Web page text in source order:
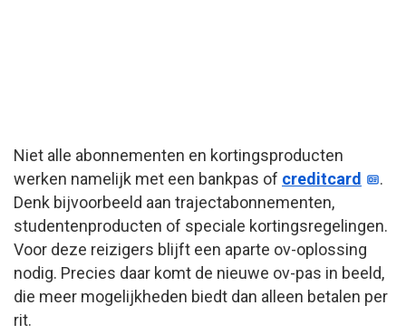
Niet alle abonnementen en kortingsproducten
werken namelijk met een bankpas of creditcard
.
Denk bijvoorbeeld aan trajectabonnementen,
studentenproducten of speciale kortingsregelingen.
Voor deze reizigers blijft een aparte ov-oplossing
nodig. Precies daar komt de nieuwe ov-pas in beeld,
die meer mogelijkheden biedt dan alleen betalen per
rit.